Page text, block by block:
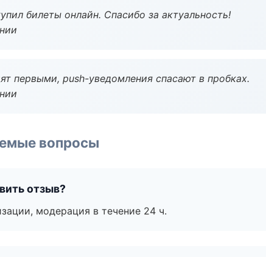
билеты онлайн. Спасибо за актуальность!
первыми, push-уведомления спасают в пробках.
вопросы
отзыв?
модерация в течение 24 ч.